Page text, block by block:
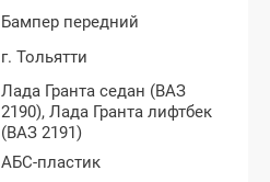
Бампер передний
г. Тольятти
Лада Гранта седан (ВАЗ
2190),Лада Гранта лифтбек
(ВАЗ 2191)
АБС-пластик